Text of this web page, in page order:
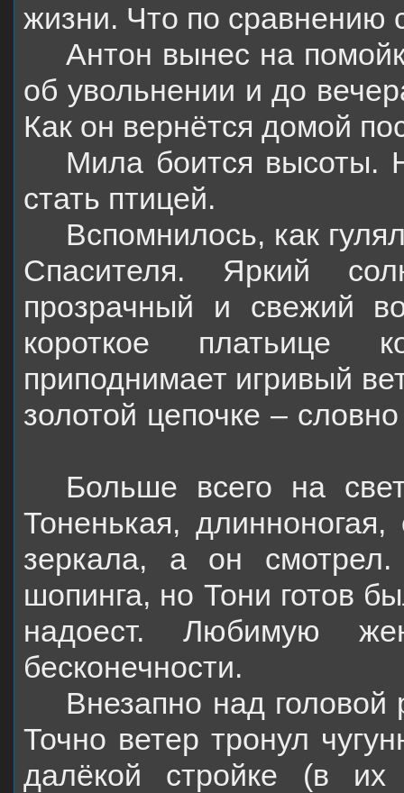
жизни. Что по сравнению
Антон вынес на
об увольнении и до
Как он вернётся домой
Мила боится высоты.
стать птицей.
Вспомнилось, как
Спасителя. Яркий
прозрачный и свежий
короткое платьице
приподнимает игривый
золотой цепочке –
Больше всего на
Тоненькая,
зеркала, а он
шопинга, но Тони готов
надоест. Любимую
бесконечности.
Внезапно над
Точно ветер тронул
далёкой стройке (в их